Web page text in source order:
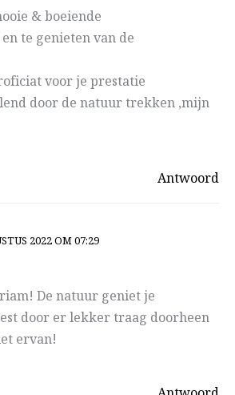
& boeiende
te genieten van de
voor je prestatie
door de natuur trekken ,mijn
Antwoord
2022 OM 07:29
De natuur geniet je
door er lekker traag doorheen
ervan!